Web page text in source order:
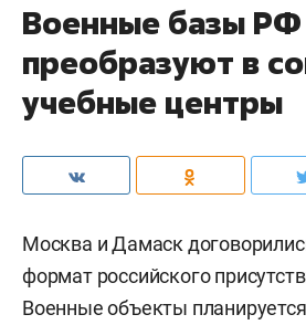
Военные базы РФ
преобразуют в
учебные центры
Москва и Дамаск
формат российского
Военные объекты